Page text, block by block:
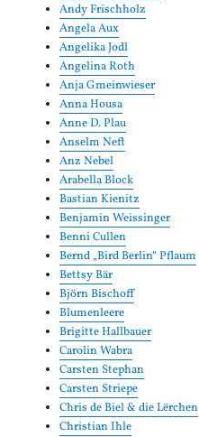
Andy Frischholz
Angela Aux
Angelika Jodl
Angelina Roth
Anja Gmeinwieser
Anna Housa
Anne D. Plau
Anselm Neft
Anz Nebel
Arabella Block
Bastian Kienitz
Benjamin Weissinger
Benni Cullen
Bernd „Bird Berlin“ Pflaum
Bettsy Bär
Björn Bischoff
Blumenleere
Brigitte Hallbauer
Carolin Wabra
Carsten Stephan
Carsten Striepe
Chris de Biel & die Lërchen
Christian Ihle